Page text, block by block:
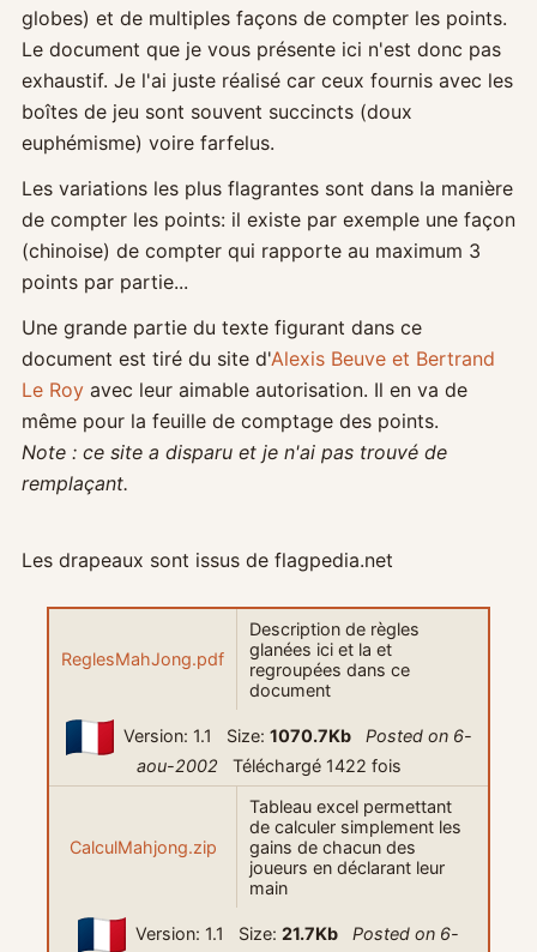
globes) et de multiples façons de compter les points.
Le document que je vous présente ici n'est donc pas
exhaustif. Je l'ai juste réalisé car ceux fournis avec les
boîtes de jeu sont souvent succincts (doux
euphémisme) voire farfelus.
Les variations les plus flagrantes sont dans la manière
de compter les points: il existe par exemple une façon
(chinoise) de compter qui rapporte au maximum 3
points par partie...
Une grande partie du texte figurant dans ce
document est tiré du site d'Alexis Beuve et Bertrand
Le Roy avec leur aimable autorisation. Il en va de
même pour la feuille de comptage des points.
Note : ce site a disparu et je n'ai pas trouvé de
remplaçant.
Les drapeaux sont issus de flagpedia.net
ReglesMahJong.pdf
Description de règles
glanées ici et la et
regroupées dans ce
document
Version: 1.1 Size: 1070.7Kb
Posted on 6-
aou-2002 Téléchargé 1422 fois
CalculMahjong.zip
Tableau excel permettant
de calculer simplement les
gains de chacun des
joueurs en déclarant leur
main
Version: 1.1 Size: 21.7Kb Posted on 6-